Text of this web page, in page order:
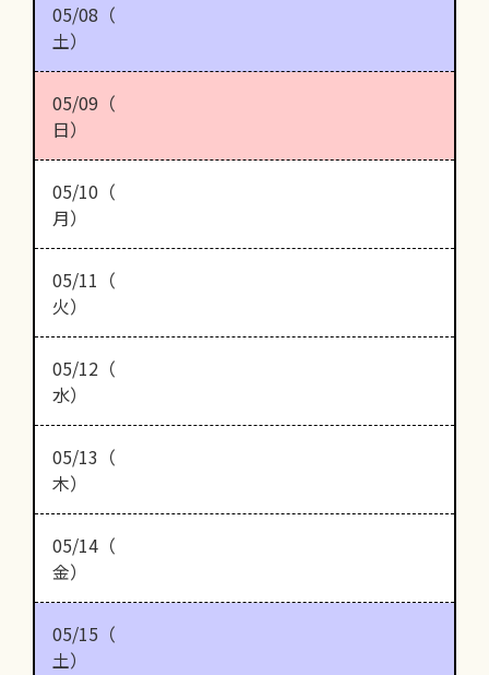
05/08（
土）
05/09（
日）
05/10（
月）
05/11（
火）
05/12（
水）
05/13（
木）
05/14（
金）
05/15（
土）